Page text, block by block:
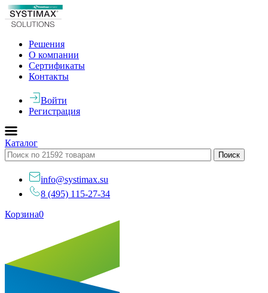
Решения
О компании
Сертификаты
Контакты
Войти
Регистрация
Каталог
info@systimax.su
8 (495) 115-27-34
Корзина0